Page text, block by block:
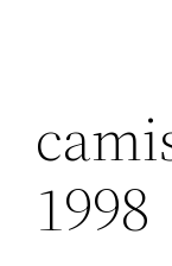
1998